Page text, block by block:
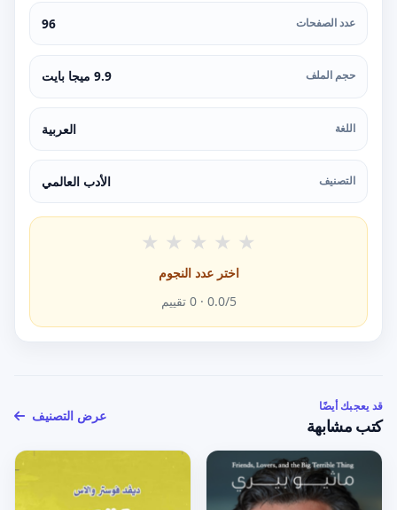
عدد الصفحات 96
حجم الملف 9.9 ميجا بايت
اللغة العربية
التصنيف الأدب العالمي
★ ★ ★ ★ ★
اختر عدد النجوم
0.0/5 ·
0 تقييم
قد يعجبك أيضًا
كتب مشابهة
عرض التصنيف